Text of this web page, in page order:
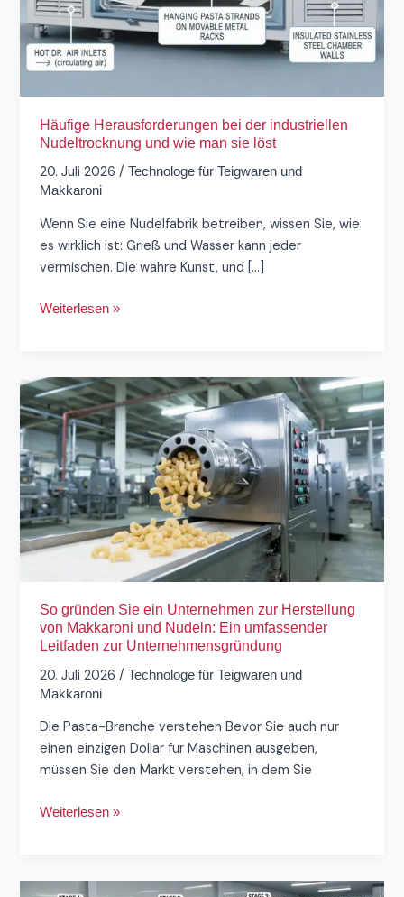
Häufige Herausforderungen bei der industriellen
Nudeltrocknung und wie man sie löst
20. Juli 2026/Technologe für Teigwaren und
Makkaroni
Wenn Sie eine Nudelfabrik betreiben, wissen Sie, wie
es wirklich ist: Grieß und Wasser kann jeder
vermischen. Die wahre Kunst, und […]
Weiterlesen »
So gründen Sie ein Unternehmen zur Herstellung
von Makkaroni und Nudeln: Ein umfassender
Leitfaden zur Unternehmensgründung
20. Juli 2026/Technologe für Teigwaren und
Makkaroni
Die Pasta-Branche verstehen Bevor Sie auch nur
einen einzigen Dollar für Maschinen ausgeben,
müssen Sie den Markt verstehen, in dem Sie
So
gründen
Sie
ein
Unternehmen
zur
Herstellung
von
Makkaroni
und
Nudeln:
Ein
umfassender
Leitfaden
zur
Weiterlesen »
5